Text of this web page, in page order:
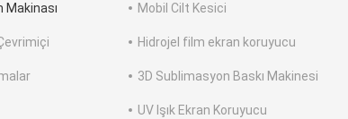
Makinası Mobil Cilt Kesici
Hidrojel film ekran koruyucu
3D Sublimasyon Baskı Makinesi
UV Işık Ekran Koruyucu